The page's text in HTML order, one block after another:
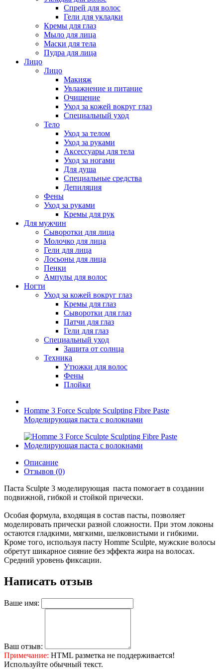
Спрей для волос
Гели для укладки
Кремы для глаз
Мыло для лица
Маски для тела
Пудра для лица
Лицо
Лицо
Макияж
Увлажнение и питание
Очищение
Уход за кожей вокруг глаз
Специальный уход
Тело
Уход за телом
Уход за руками
Аксессуары для тела
Уход за ногами
Для душа
Специальные средства
Депиляция
Фены
Уход за руками
Кремы для рук
Для мужчин
Сыворотки для лица
Молочко для лица
Гели для лица
Лосьоны для лица
Пенки
Ампулы для волос
Ногти
Уход за кожей вокруг глаз
Кремы для глаз
Сыворотки для глаз
Патчи для глаз
Гели для глаз
Специальный уход
Защита от солнца
Техника
Утюжки для волос
Фены
Плойки
Homme 3 Force Sculpte Sculpting Fibre Paste
Моделирующая паста с волокнами
Описание
Отзывов (0)
Паста Sculpte 3 моделирующая паста помогает в создании
подвижной, гибкой и стойкой прически.
Особая формула, входящая в состав пасты, позволяет
моделировать прически разной сложности. При этом локоны
остаются гладкими, мягкими, шелковистыми и гибкими.
Кроме того, используя пасту Homme Sculpte, мужские волосы
обретут шикарное сияние без эффекта жира на волосах.
Средний уровень фиксации.
Написать отзыв
Ваше имя:
Ваш отзыв:
Примечание: HTML разметка не поддерживается!
Используйте обычный текст.